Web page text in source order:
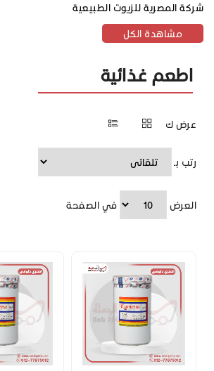
شركة المصرية للزيوت الطبيعية
مشاهدة الكل
اطعم غذائية
عرض ك
رتب بـ
العرض في الصفحة